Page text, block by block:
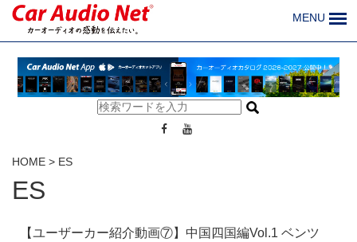
MENU
HOME > ES
ES
【ユーザーカー紹介動画⑦】中国四国編Vol.1 ベンツ